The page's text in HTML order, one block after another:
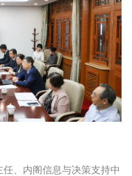
、内阁信息与决策支持中